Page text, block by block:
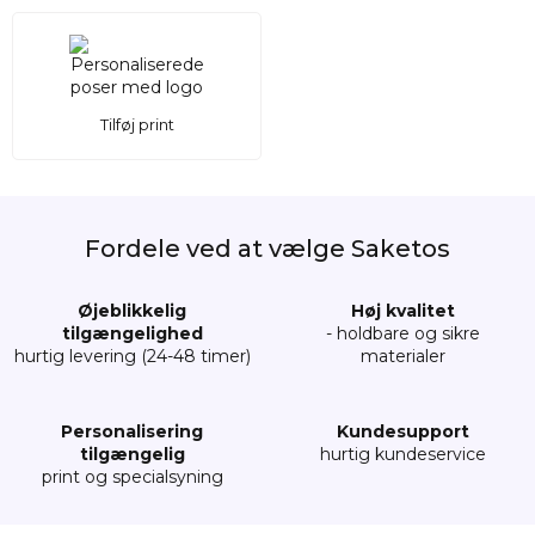
Tilføj print
Fordele ved at vælge Saketos
Øjeblikkelig
tilgængelighed
hurtig levering (24-48 timer)
Høj kvalitet
- holdbare og sikre
materialer
Personalisering
tilgængelig
print og specialsyning
Kundesupport
hurtig kundeservice